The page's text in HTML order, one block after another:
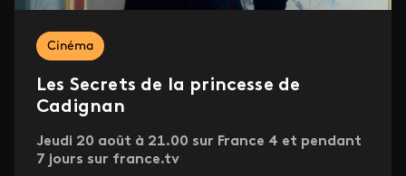
Cinéma
Les Secrets de la princesse de
Cadignan
Jeudi 20 août à 21.00 sur France 4 et pendant
7 jours sur france.tv